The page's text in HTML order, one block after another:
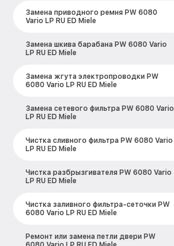
Замена приводного ремня PW 6080
Vario LP RU ED Miele
Замена шкива барабана PW 6080 Vario
LP RU ED Miele
Замена жгута электропроводки PW
6080 Vario LP RU ED Miele
Замена сетевого фильтра PW 6080 Vario
LP RU ED Miele
Чистка сливного фильтра PW 6080 Vario
LP RU ED Miele
Чистка разбрызгивателя PW 6080 Vario
LP RU ED Miele
Чистка заливного фильтра-сеточки PW
6080 Vario LP RU ED Miele
Ремонт или замена петли двери PW